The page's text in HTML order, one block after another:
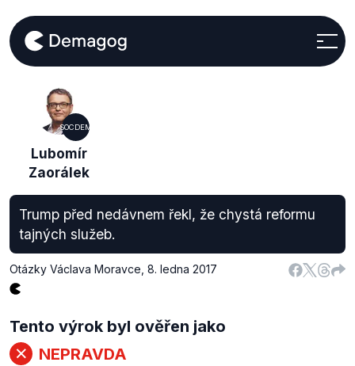
SOCDEM
Lubomír
Zaorálek
Trump před nedávnem řekl, že chystá reformu
tajných služeb.
Otázky Václava Moravce 8. ledna 2017
Tento výrok byl ověřen jako
NEPRAVDA